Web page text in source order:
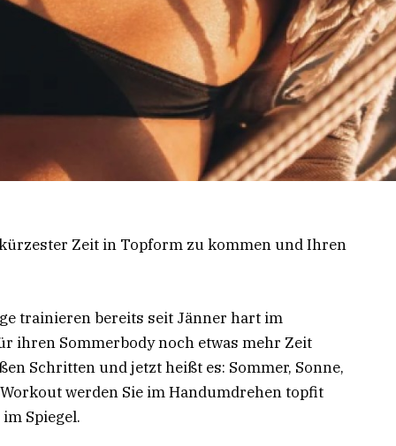
Zeit in Topform zu kommen und Ihren
trainieren bereits seit Jänner hart im
ihren Sommerbody noch etwas mehr Zeit
Schritten und jetzt heißt es: Sommer, Sonne,
werden Sie im Handumdrehen topfit
Spiegel.